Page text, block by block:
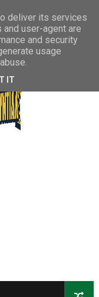
deliver its services
and user-agent are
and security
usage
IT